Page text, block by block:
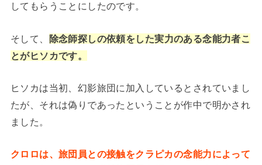
してもらうことにしたのです。
そして、
除念師探しの依頼をした実力のある念能力者こ
とがヒソカです。
ヒソカは当初、幻影旅団に加入しているとされていまし
たが、それは偽りであったということが作中で明かされ
ました。
クロロは、旅団員との接触をクラピカの念能力によって